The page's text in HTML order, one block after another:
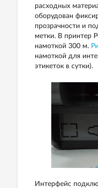
расходных
оборудован
прозрачности и
метки. В принтер
намоткой 300 м.
намоткой для
этикеток в сутки).
Интерфейс